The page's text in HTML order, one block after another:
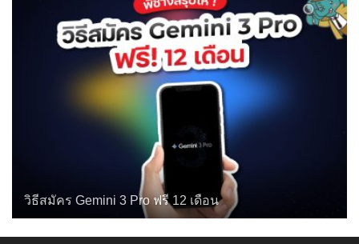
วิธีสมัคร Gemini 3 Pro ฟรี 12 เดือน